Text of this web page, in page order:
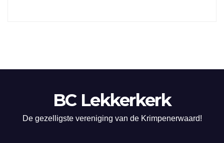
BC Lekkerkerk
De gezelligste vereniging van de Krimpenerwaard!